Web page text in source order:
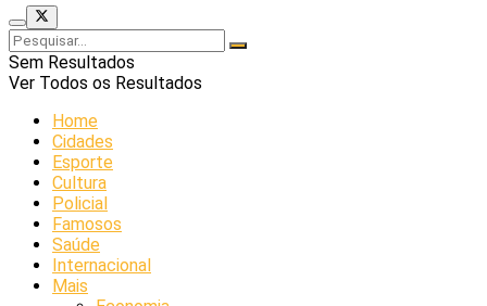
Sem Resultados
Ver Todos os Resultados
Home
Cidades
Esporte
Cultura
Policial
Famosos
Saúde
Internacional
Mais